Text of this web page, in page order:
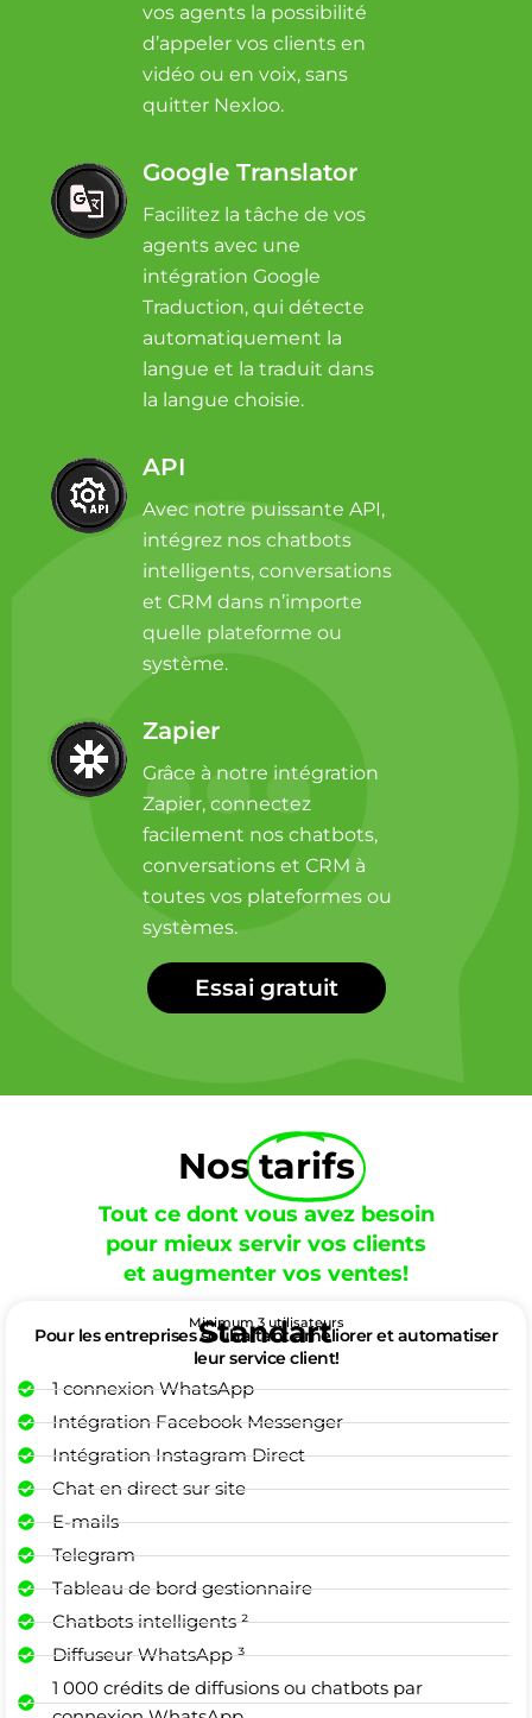
vos agents la possibilité
d’appeler vos clients en
vidéo ou en voix, sans
quitter Nexloo.
Google Translator
Facilitez la tâche de vos
agents avec une
intégration Google
Traduction, qui détecte
automatiquement la
langue et la traduit dans
la langue choisie.
API
Avec notre puissante API,
intégrez nos chatbots
intelligents, conversations
et CRM dans n’importe
quelle plateforme ou
système.
Zapier
Grâce à notre intégration
Zapier, connectez
facilement nos chatbots,
conversations et CRM à
toutes vos plateformes ou
systèmes.
Essai gratuit
Nostarifs
Tout ce dont vous avez besoin
pour mieux servir vos clients
et augmenter vos ventes!
Standart
Minimum 3 utilisateurs
Pour les entreprises souhaitant améliorer et automatiser
leur service client!
1 connexion WhatsApp
Intégration Facebook Messenger
Intégration Instagram Direct
Chat en direct sur site
E-mails
Telegram
Tableau de bord gestionnaire
Chatbots intelligents ²
Diffuseur WhatsApp ³
1 000 crédits de diffusions ou chatbots par